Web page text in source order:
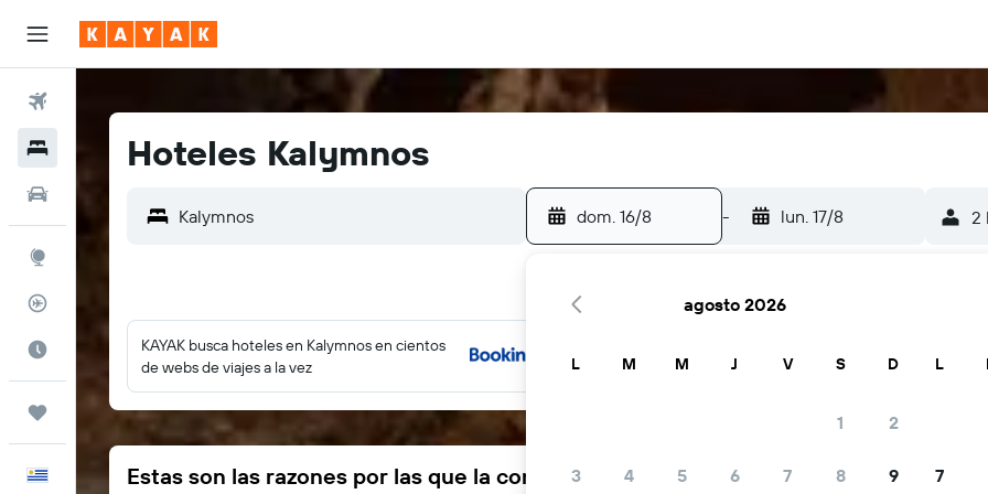
Hoteles
Trips
Hoteles Kalymnos
dom. 16/8 - lun. 17/8 2
KAYAK busca hoteles en Kalymnos en cientos
de webs de viajes a la vez
Estas son las razones por las que la comunidad viajera elige KAYAK
agosto 2026
L M M J V S D
1 2
3 4 5 6 7 8 9
L
7